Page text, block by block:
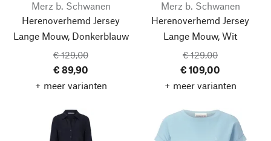
Merz b. Schwanen
Herenoverhemd Jersey
Lange Mouw, Donkerblauw
€ 129,00
€ 89,90
+ meer varianten
Merz b. Schwanen
Herenoverhemd Jersey
Lange Mouw, Wit
€ 129,00
€ 109,00
+ meer varianten